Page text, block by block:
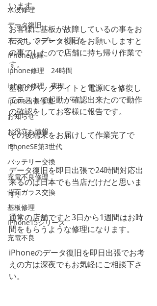
水没修理
データ復旧
スマホ、タブレット販売
iPhone故障
iphone修理 24時間
iphone修理 夜間
ipone出張修理
お知らせ
お役立ち情報
iPhoneSE第3世代
バッテリー交換
充電不良修理
背面ガラス交換
基板修理
iPhone15シリーズ
充電不良
います。
お客様に基板が故障しているの事をお
伝えしてデータ復旧をお願いしますと
の事でしたので店舗に持ち帰り作業で
す。
基板のバックライトと電源ICを修復し
てテストで起動が確認出来たので動作
の確認をしてお客様に報告です。
その後端末をお届けして作業完了で
す。
データ復旧を即日出張で24時間対応出
来るのは日本でも当店だけだと思いま
す。
通常の店舗ですと3日から1週間はお時
間をもらうような修理になります。
iPhoneのデータ復旧を即日出張でお考
えの方は深夜でもお気軽にご相談下さ
い。